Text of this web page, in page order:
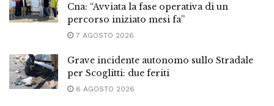
Cna: “Avviata la fase operativa di un
percorso iniziato mesi fa”
7 AGOSTO 2026
Grave incidente autonomo sullo Stradale
per Scoglitti: due feriti
6 AGOSTO 2026